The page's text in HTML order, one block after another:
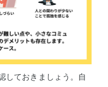
しておきましょう。自